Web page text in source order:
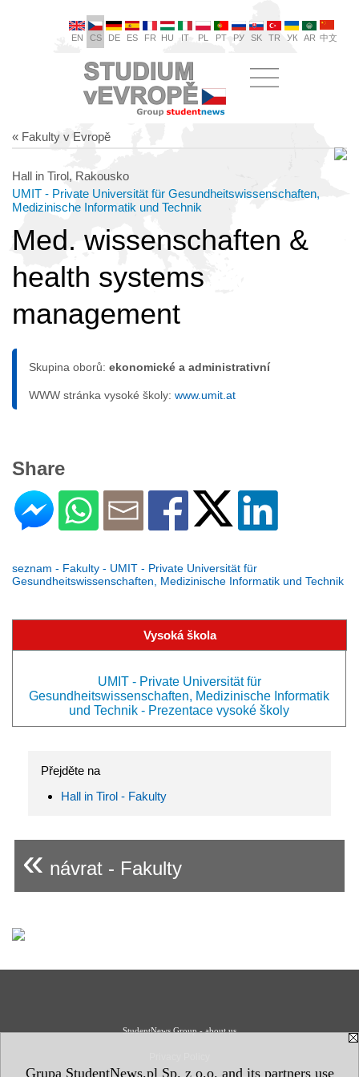
Grupa StudentNews.pl Sp. z o.o. and its partners use
EN CS DE ES FR HU IT PL PT РУ SK TR УК AR 中文
« Fakulty v Evropě
Hall in Tirol, Rakousko
UMIT - Private Universität für Gesundheitswissenschaften,
Medizinische Informatik und Technik
Med. wissenschaften &
health systems
management
Skupina oborů: ekonomické a administrativní
WWW stránka vysoké školy: www.umit.at
Share
seznam - Fakulty - UMIT - Private Universität für
Gesundheitswissenschaften, Medizinische Informatik und Technik
Vysoká škola
UMIT - Private Universität für
Gesundheitswissenschaften, Medizinische Informatik
und Technik - Prezentace vysoké školy
Přejděte na
Hall in Tirol - Fakulty
« návrat - Fakulty
StudentNews Group - about us